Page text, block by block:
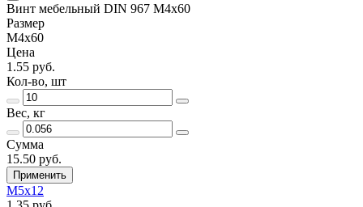
Винт мебельный DIN 967 M4x60
Размер
M4x60
Цена
1.55 руб.
Кол-во, шт
Вес, кг
Сумма
15.50 руб.
Применить
М5х12